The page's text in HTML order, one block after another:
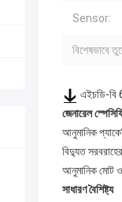
Sensor:
বিশেষভাবে
এইচডি-বি
জেনারেল
আনুমানিক
বিদ্যুত
আনুমানিক মোট
সাধারণ বৈশিষ্ট্য